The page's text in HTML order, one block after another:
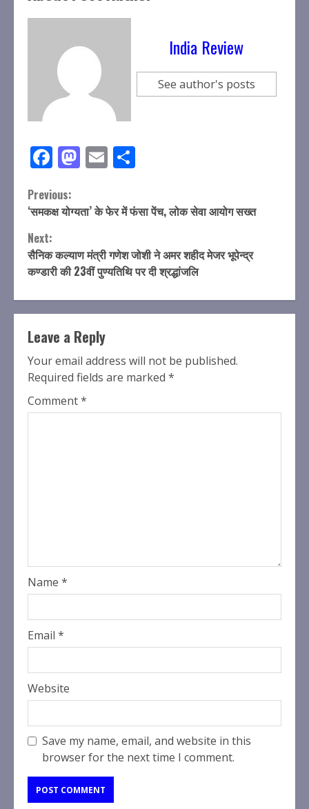
India Review
See author's posts
Facebook
Mastodon
Email
Continue
Reading
Previous:
‘समकक्ष योग्यता’ के फेर में फंसा पेंच, लोक सेवा आयोग सख्त
Next:
सैनिक कल्याण मंत्री गणेश जोशी ने अमर शहीद मेजर भूपेन्द्र
कण्डारी की 23वीं पुण्यतिथि पर दी श्रद्धांजलि
Leave a Reply
Your email address will not be published.
Required fields are marked *
Comment*
Name *
Email *
Website
Save my name, email, and website in this
browser for the next time I comment.